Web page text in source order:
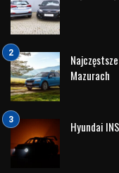
się uznaniem na
markę wyjątkową, to
także wyjątkowe
brytyjską. Land Rover
życiu i reprezentacji
samochodem o
się więcej o tej
to nie tylko